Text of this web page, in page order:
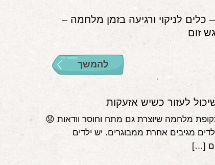
כלים לניקוי ורגיעה בזמן מלחמה –
זום
להמשך
לעזור כשיש אזעקות
מלחמה שיוצרת גם מתח וחוסר וודאות 😟
מגיבים אחרת ממבוגרים. יש ילדים
[…]